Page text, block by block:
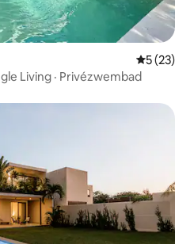
5 (23)
Living · Privézwembad